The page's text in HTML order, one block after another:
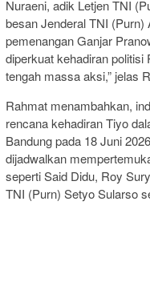
Nuraeni, adik Letjen TNI
besan Jenderal TNI
pemenangan Ganjar
diperkuat kehadiran politisi
tengah massa aksi,” jelas
Rahmat menambahkan,
rencana kehadiran Tiyo
Bandung pada 18 Juni
dijadwalkan
seperti Said Didu, Roy
TNI (Purn) Setyo Sularso